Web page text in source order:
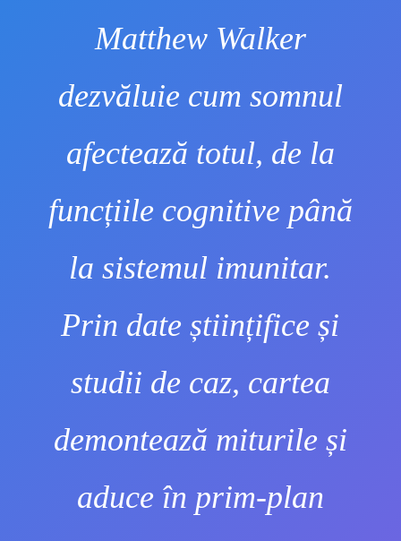
Matthew Walker
dezvăluie cum somnul
afectează totul, de la
funcțiile cognitive până
la sistemul imunitar.
Prin date științifice și
studii de caz, cartea
demontează miturile și
aduce în prim-plan